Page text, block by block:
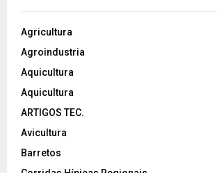
Agricultura
Agroindustria
Aquicultura
Aquicultura
ARTIGOS TEC.
Avicultura
Barretos